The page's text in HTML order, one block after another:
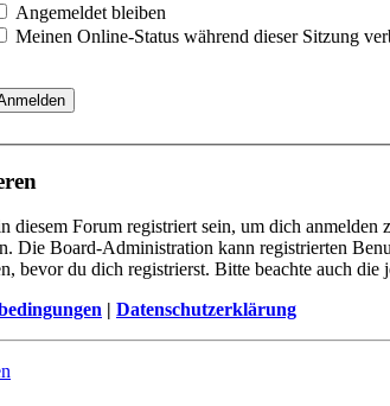
Angemeldet bleiben
Meinen Online-Status während dieser Sitzung
diesem Forum registriert sein, um dich
Die Board-Administration kann registrierten
bevor du dich registrierst. Bitte beachte auch
| Datenschutzerklärung